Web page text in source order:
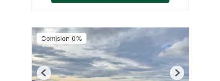
Comision 0%
Previous Next